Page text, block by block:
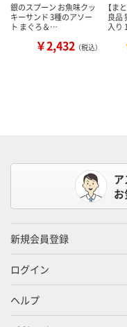
銀のスプーン お魚味クッ
キーサンド 3種のアソー
ト まぐろ＆…
￥2,432 （税込）
【ま
良品
入り
お
新規会員登録
ログイン
ヘルプ